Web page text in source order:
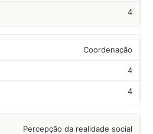
4
Coordenação
4
4
Percepção da realidade social